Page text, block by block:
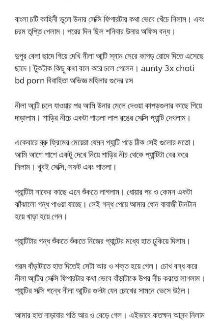
বাংলা চটি কাহিনী ভুলে উনার সেক্সি ফিগারটার কথা ভেবে খেঁচে নিলাম। এবং
চরম তৃপ্তি পেলাম। পরের দিন ছিল শনিবার উনার অফিস বন্ধ।
দুপুর বেলা ছাদে গিয়ে দেখি নীলা আন্টি স্নান সেরে কাপড় রোদে দিতে এসেছে
ছাদে। টুকটাক কিছু কথা বলে করে চলে গেলেন। aunty 3x choti
bd porn বিবাহিতা অভিজ্ঞ মহিলার গুদের রস
নীলা আন্টি চলে যাওয়ার পর আমি উনার মেলে দেওয়া কাপড়গুলার কাছে গিয়ে
দাড়ালাম। শাড়ির নীচে একটা পাতলা লাল রঙের সেক্সি প্যান্টি দেখলাম।
একেবারে ব্রু ফ্রিমের মেয়েরা যেমন প্যান্টি পড়ে ঠিক সেই গুলোর মতো।
আমি আশে পাশে একটু দেখে নিয়ে শাড়ির নীচ থেকে প্যান্টিটা বের করে
নিলাম। খুবই সেক্সি, সফট এবং পাতলা।
প্যান্টিটা নাকের কাছে এনে শুঁকতে লাগলাম। ধোয়ার পর ও কেমন একটা
ঝাঁঝালো গন্ধ পাওয়া যাচ্ছে। সেই গন্ধ পেয়ে আমার ধোন বাবাজী টানটান
হয়ে খাড়া হয়ে গেল।
প্যান্টিটার গন্ধ শুঁকতে শুঁকতে নিজের প্যান্টের মধ্যে হাত ঢুকিয়ে দিলাম।
গরম বাঁড়াটাতে হাত দিতেই সেটা আর ও শক্ত হয়ে গেল। চোখ বন্ধ করে
নীলা আন্টির সেক্সি ফিগারটার কথা ভেবে বাঁড়াটাকে উপর নীচ করতে লাগলাম।
প্যান্টির সক্সি গন্ধে নীলা আন্টির গুদটা যেন চোখের সামনে ভেসে উঠল।
আমার হাত নাড়াবার গতি আর ও বেড়ে গেল। এইভাবে কতক্ষন আনন্দ নিলাম